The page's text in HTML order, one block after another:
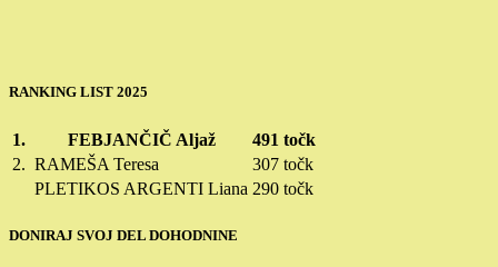
RANKING LIST 2025
1. FEBJANČIČ Aljaž
491 točk
2. RAMEŠA Teresa
307 točk
PLETIKOS ARGENTI Liana 290 točk
DONIRAJ SVOJ DEL DOHODNINE